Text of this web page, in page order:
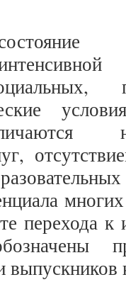
перехода